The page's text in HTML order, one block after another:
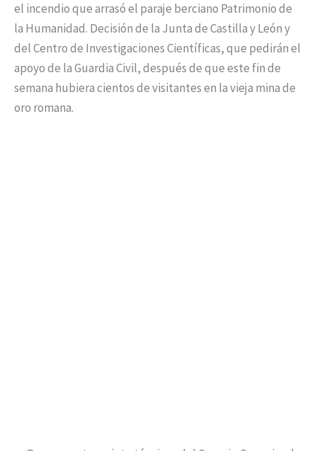
el incendio que arrasó el paraje berciano Patrimonio de
la Humanidad. Decisión de la Junta de Castilla y León y
del Centro de Investigaciones Científicas, que pedirán el
apoyo de la Guardia Civil, después de que este fin de
semana hubiera cientos de visitantes en la vieja mina de
oro romana.